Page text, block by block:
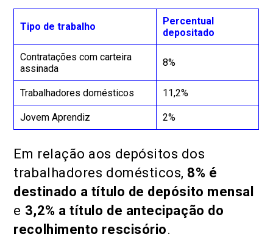
Tipo de trabalho
Percentual
depositado
Contratações com carteira
assinada
8%
Trabalhadores domésticos 11,2%
Jovem Aprendiz 2%
Em relação aos depósitos dos
trabalhadores domésticos, 8% é
destinado a título de depósito mensal
e 3,2% a título de antecipação do
recolhimento rescisório.